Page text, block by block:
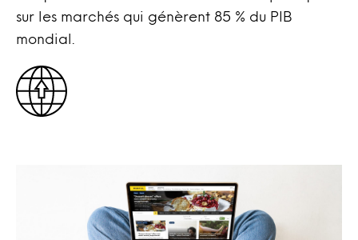
sur les marchés qui génèrent 85 % du PIB
mondial.